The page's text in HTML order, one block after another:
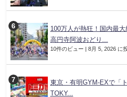
100万人が熱狂！国内最
高円寺阿波おどり...
10件のビュー | 8月 5, 2026 に
東京・有明GYM-EXで「
TOKY...